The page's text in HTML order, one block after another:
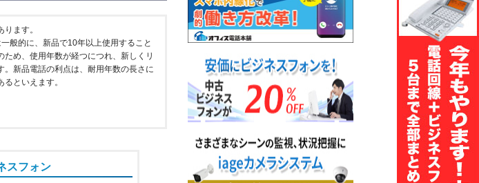
ます。
般的に、新品で10年以上使用すること
め、使用年数が経つにつれ、新しくリ
。新品電話の利点は、耐用年数の長さに
といえます。
スフォン